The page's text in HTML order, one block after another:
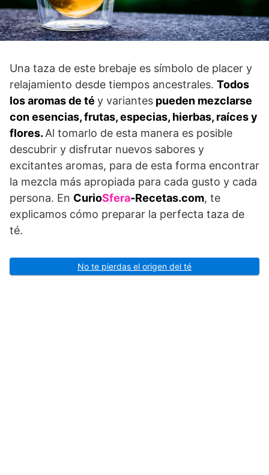
Una taza de este brebaje es símbolo de placer y
relajamiento desde tiempos ancestrales. Todos
los aromas de té y variantes pueden mezclarse
con esencias, frutas, especias, hierbas, raíces y
flores. Al tomarlo de esta manera es posible
descubrir y disfrutar nuevos sabores y
excitantes aromas, para de esta forma encontrar
la mezcla más apropiada para cada gusto y cada
persona. En CurioSfera-Recetas.com, te
explicamos cómo preparar la perfecta taza de
té.
No te pierdas el origen del té